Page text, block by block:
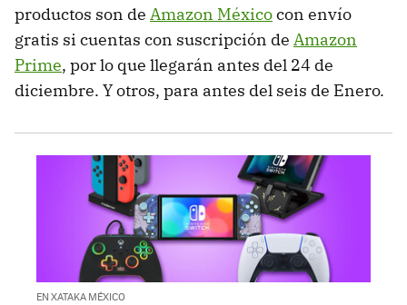
productos son de Amazon Méxicocon envío
gratis si cuentas con suscripción de Amazon
Prime, por lo que llegarán antes del 24 de
diciembre. Y otros, para antes del seis de Enero.
EN XATAKA MÉXICO